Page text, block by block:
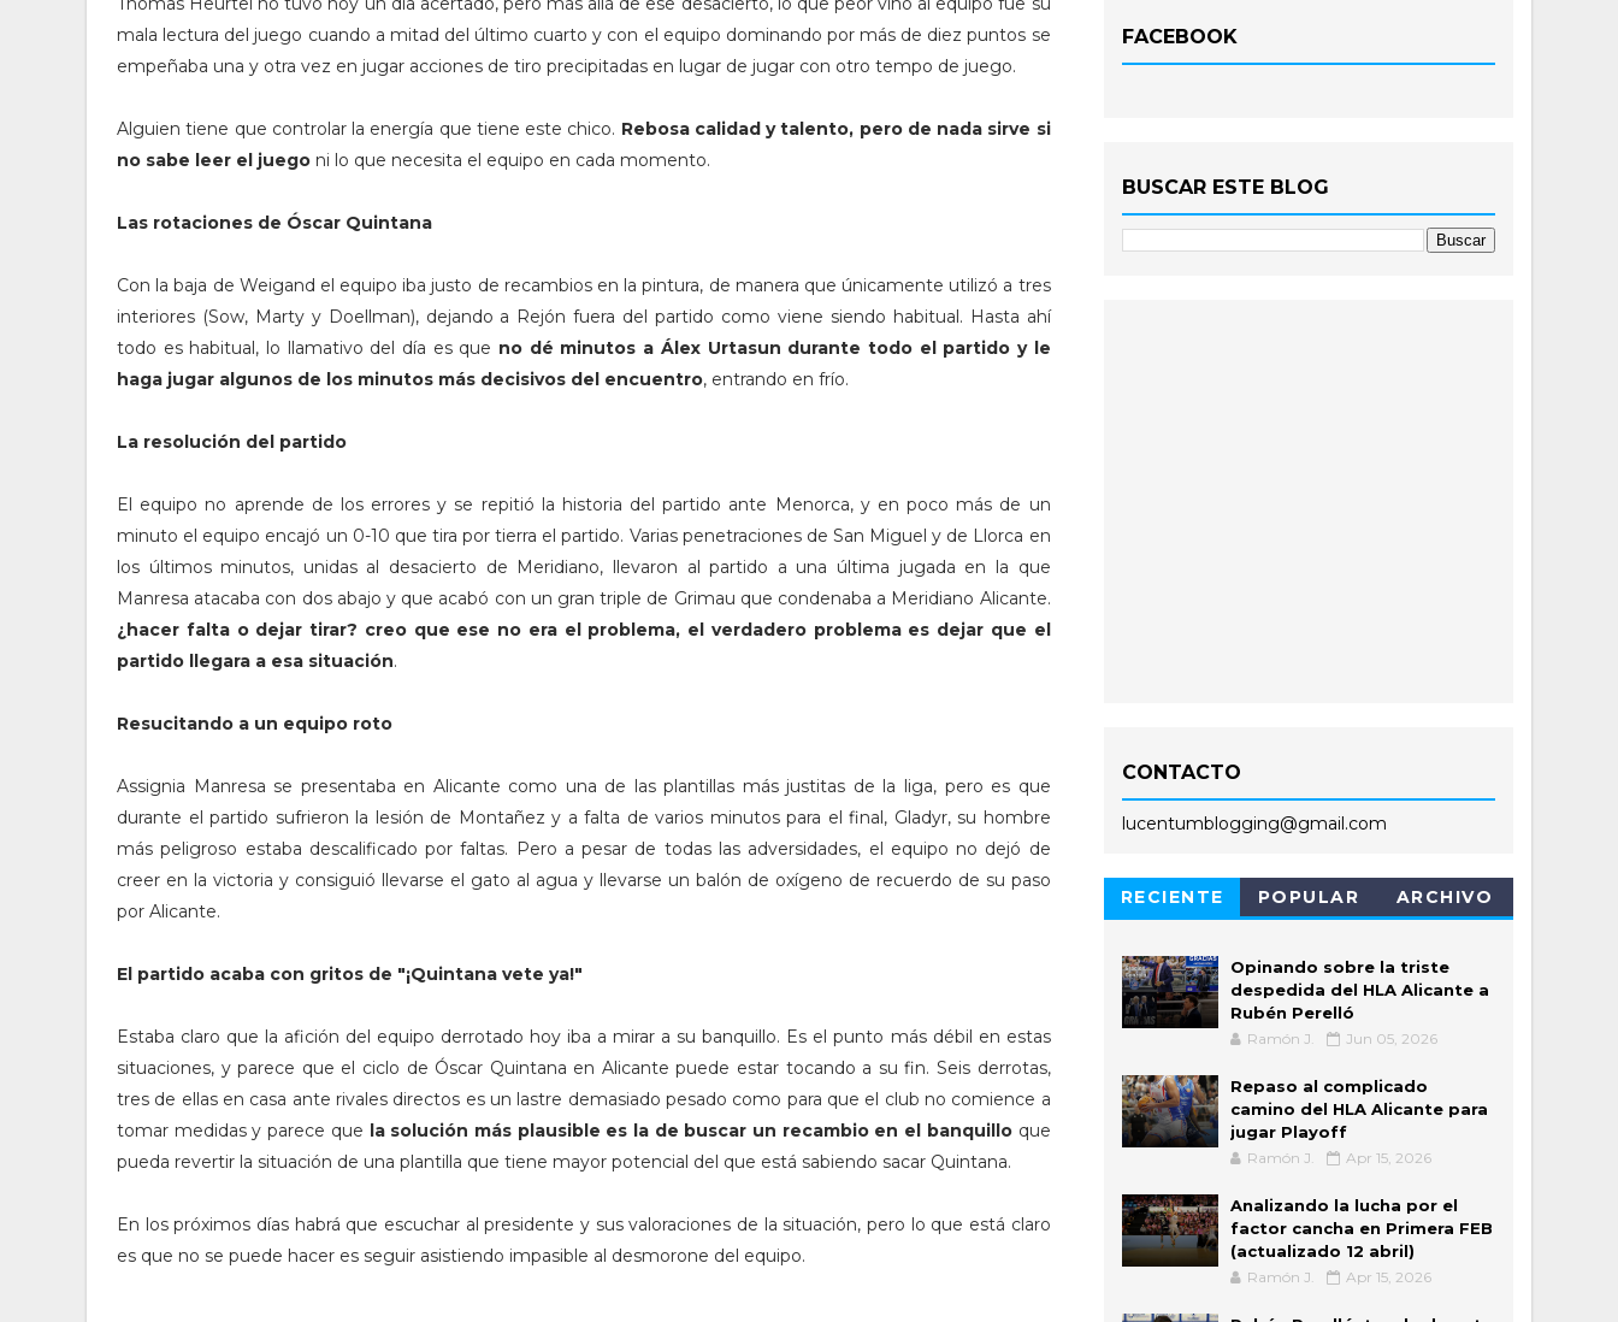
mala lectura del juego cuando a mitad del último cuarto y con el equipo dominando por más de diez puntos se
empeñaba una y otra vez en jugar acciones de tiro precipitadas en lugar de jugar con otro tempo de juego.
Alguien tiene que controlar la energía que tiene este chico. Rebosa calidad y talento, pero de nada sirve si
no sabe leer el juego ni lo que necesita el equipo en cada momento.
Las rotaciones de Óscar Quintana
Con la baja de Weigand el equipo iba justo de recambios en la pintura, de manera que únicamente utilizó a tres
interiores (Sow, Marty y Doellman), dejando a Rejón fuera del partido como viene siendo habitual. Hasta ahí
todo es habitual, lo llamativo del día es que no dé minutos a Álex Urtasun durante todo el partido y le
haga jugar algunos de los minutos más decisivos del encuentro, entrando en frío.
La resolución del partido
El equipo no aprende de los errores y se repitió la historia del partido ante Menorca, y en poco más de un
minuto el equipo encajó un 0-10 que tira por tierra el partido. Varias penetraciones de San Miguel y de Llorca en
los últimos minutos, unidas al desacierto de Meridiano, llevaron al partido a una última jugada en la que
Manresa atacaba con dos abajo y que acabó con un gran triple de Grimau que condenaba a Meridiano Alicante.
¿hacer falta o dejar tirar? creo que ese no era el problema, el verdadero problema es dejar que el
partido llegara a esa situación.
Resucitando a un equipo roto
Assignia Manresa se presentaba en Alicante como una de las plantillas más justitas de la liga, pero es que
durante el partido sufrieron la lesión de Montañez y a falta de varios minutos para el final, Gladyr, su hombre
más peligroso estaba descalificado por faltas. Pero a pesar de todas las adversidades, el equipo no dejó de
creer en la victoria y consiguió llevarse el gato al agua y llevarse un balón de oxígeno de recuerdo de su paso
por Alicante.
El partido acaba con gritos de "¡Quintana vete ya!"
Estaba claro que la afición del equipo derrotado hoy iba a mirar a su banquillo. Es el punto más débil en estas
situaciones, y parece que el ciclo de Óscar Quintana en Alicante puede estar tocando a su fin. Seis derrotas,
tres de ellas en casa ante rivales directos es un lastre demasiado pesado como para que el club no comience a
tomar medidas y parece que la solución más plausible es la de buscar un recambio en el banquilloque
pueda revertir la situación de una plantilla que tiene mayor potencial del que está sabiendo sacar Quintana.
En los próximos días habrá que escuchar al presidente y sus valoraciones de la situación, pero lo que está claro
es que no se puede hacer es seguir asistiendo impasible al desmorone del equipo.
FACEBOOK
BUSCAR ESTE BLOG
CONTACTO
lucentumblogging@gmail.com
RECIENTE POPULAR ARCHIVO
Opinando sobre la triste
despedida del HLA Alicante a
Rubén Perelló
Ramón J. Jun 05, 2026
Repaso al complicado
camino del HLA Alicante para
jugar Playoff
Ramón J. Apr 15, 2026
Analizando la lucha por el
factor cancha en Primera FEB
(actualizado 12 abril)
Ramón J. Apr 15, 2026